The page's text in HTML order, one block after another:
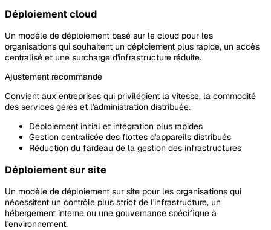
Déploiement cloud
Un modèle de déploiement basé sur le cloud pour les
organisations qui souhaitent un déploiement plus rapide, un accès
centralisé et une surcharge d'infrastructure réduite.
Ajustement recommandé
Convient aux entreprises qui privilégient la vitesse, la commodité
des services gérés et l'administration distribuée.
Déploiement initial et intégration plus rapides
Gestion centralisée des flottes d'appareils distribués
Réduction du fardeau de la gestion des infrastructures
Déploiement sur site
Un modèle de déploiement sur site pour les organisations qui
nécessitent un contrôle plus strict de l'infrastructure, un
hébergement interne ou une gouvernance spécifique à
l'environnement.